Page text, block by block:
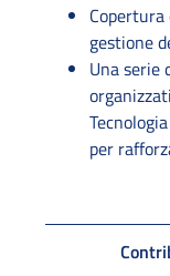
gestione
Una serie
per